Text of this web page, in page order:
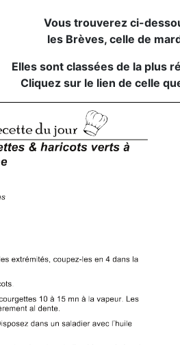
Vous trouverez ci-
les Brèves, celle de
Elles sont classées de la plus
Cliquez sur le lien de celle